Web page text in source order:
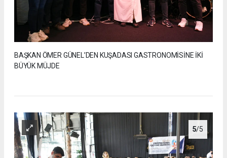
BAŞKAN ÖMER GÜNEL’DEN KUŞADASI GASTRONOMİSİNE İKİ
BÜYÜK MÜJDE
5/5